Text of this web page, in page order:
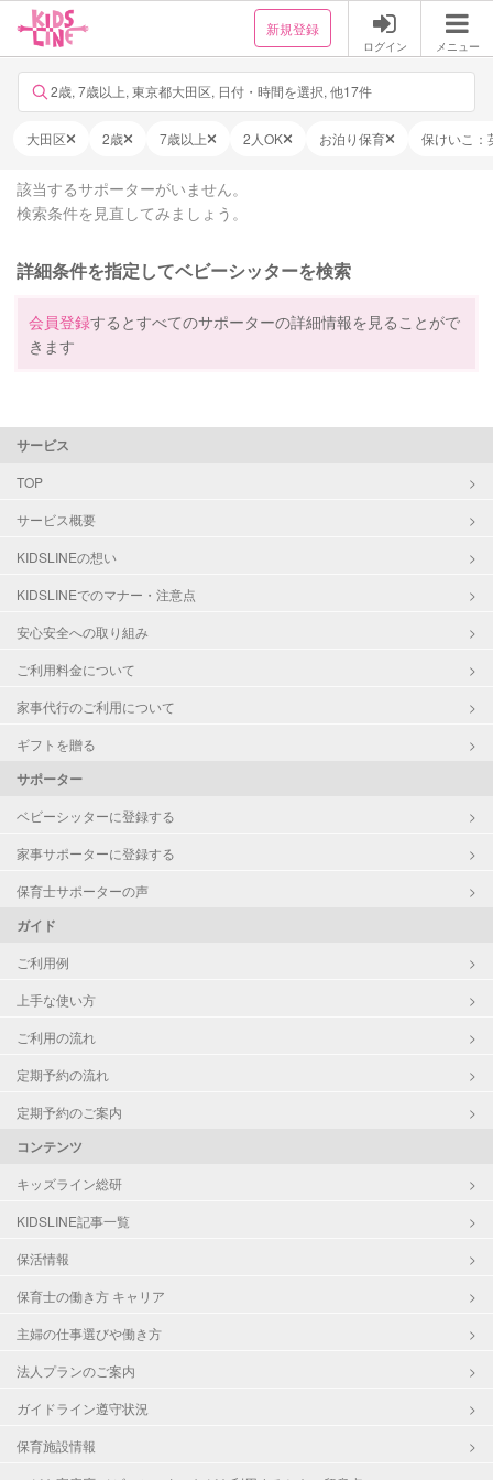
新規登録
ログイン メニュー
2歳, 7歳以上, 東京都大田区, 日付・時間を選択, 他17件
大田区 2歳 7歳以上 2人OK お泊り保育 保けいこ：
該当するサポーターがいません。
検索条件を見直してみましょう。
詳細条件を指定してベビーシッターを検索
会員登録するとすべてのサポーターの詳細情報を見ることがで
きます
サービス
TOP
サービス概要
KIDSLINEの想い
KIDSLINEでのマナー・注意点
安心安全への取り組み
ご利用料金について
家事代行のご利用について
ギフトを贈る
サポーター
ベビーシッターに登録する
家事サポーターに登録する
保育士サポーターの声
ガイド
ご利用例
上手な使い方
ご利用の流れ
定期予約の流れ
定期予約のご案内
コンテンツ
キッズライン総研
KIDSLINE記事一覧
保活情報
保育士の働き方 キャリア
主婦の仕事選びや働き方
法人プランのご案内
ガイドライン遵守状況
保育施設情報